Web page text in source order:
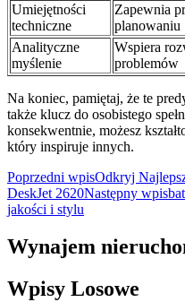
Umiejętności
techniczne
Zapewnia
planowaniu
Analityczne
myślenie
Wspiera
problemów
Na koniec, pamiętaj, że te
także klucz do osobistego
konsekwentnie, możesz
który inspiruje innych.
Nawigacja
wpisu
Poprzedni wpisOdkryj
DeskJet 2620Następny wpis
jakości i stylu
Wynajem
Wpisy Losowe